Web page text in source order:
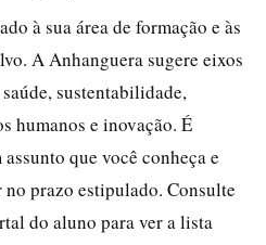
à sua área de formação e às
A Anhanguera sugere eixos
sustentabilidade,
humanos e inovação. É
que você conheça e
prazo estipulado. Consulte
do aluno para ver a lista